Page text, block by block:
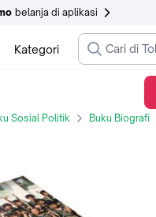
belanja di aplikasi
Kategori
Sosial Politik Buku Biografi